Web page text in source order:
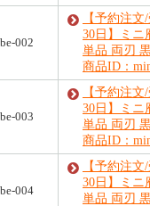
002
【予約注
30日】ミニ
単品 両刃
商品ID：
003
【予約注
30日】ミニ
単品 両刃
商品ID：
004
【予約注
30日】ミニ
単品 両刃